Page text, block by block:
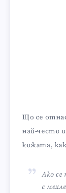
Що се
най-често
кожата,
Ако
с